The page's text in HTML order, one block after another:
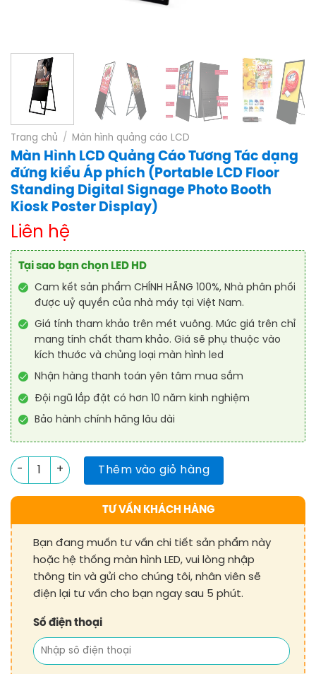
Trang chủ / Màn hình quảng cáo LCD
Màn Hình LCD Quảng Cáo Tương Tác dạng
đứng kiểu Áp phích (Portable LCD Floor
Standing Digital Signage Photo Booth
Kiosk Poster Display)
Liên hệ
Tại sao bạn chọn LED HD
Cam kết sản phẩm CHÍNH HÃNG 100%, Nhà phân phối
được uỷ quyền của nhà máy tại Việt Nam.
Giá tính tham khảo trên mét vuông. Mức giá trên chỉ
mang tính chất tham khảo. Giá sẽ phụ thuộc vào
kích thước và chủng loại màn hình led
Nhận hàng thanh toán yên tâm mua sắm
Đội ngũ lắp đặt có hơn 10 năm kinh nghiệm
Bảo hành chính hãng lâu dài
Màn Hình LCD Quảng Cáo Tương Tác dạng đứng kiểu Áp
Thêm vào giỏ hàng
TƯ VẤN KHÁCH HÀNG
Bạn đang muốn tư vấn chi tiết sản phẩm này
hoặc hệ thống màn hình LED, vui lòng nhập
thông tin và gửi cho chúng tôi, nhân viên sẽ
điện lại tư vấn cho bạn ngay sau 5 phút.
Số điện thoại